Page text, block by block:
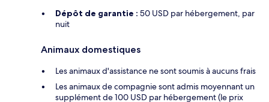
Dépôt de garantie : 50 USD par hébergement, par
nuit
Animaux domestiques
Les animaux d'assistance ne sont soumis à aucuns frais
Les animaux de compagnie sont admis moyennant un
supplément de 100 USD par hébergement (le prix